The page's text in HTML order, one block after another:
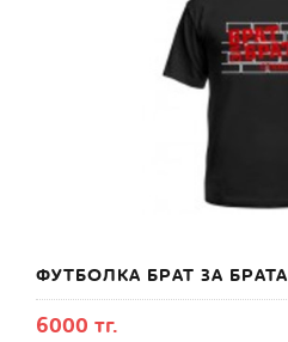
ФУТБОЛКА БРАТ ЗА БРАТА
6000 тг.